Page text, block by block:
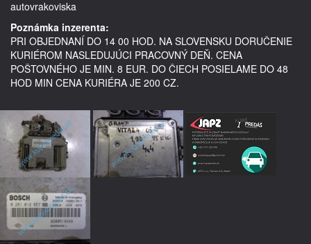
Poznámka inzerenta:
PRI OBJEDNANÍ DO 14 00 HOD. NA SLOVENSKU DORUČENIE
KURIÉROM NASLEDUJÚCI PRACOVNÝ DEŇ. CENA
POŠTOVNÉHO JE MIN. 8 EUR. DO ČIECH POSIELAME DO 48
HOD MIN CENA KURIÉRA JE 200 CZ.